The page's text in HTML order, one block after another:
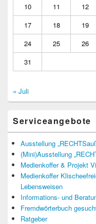
10 11 12
17
18 19
24
25 26
31
« Juli
Serviceangebote
Ausstellung
(Mini)Ausstellung
Medienkoffer & Projekt
Medienkoffer
Lebensweisen
Informations- und
Fremdwörterbuch
Ratgeber